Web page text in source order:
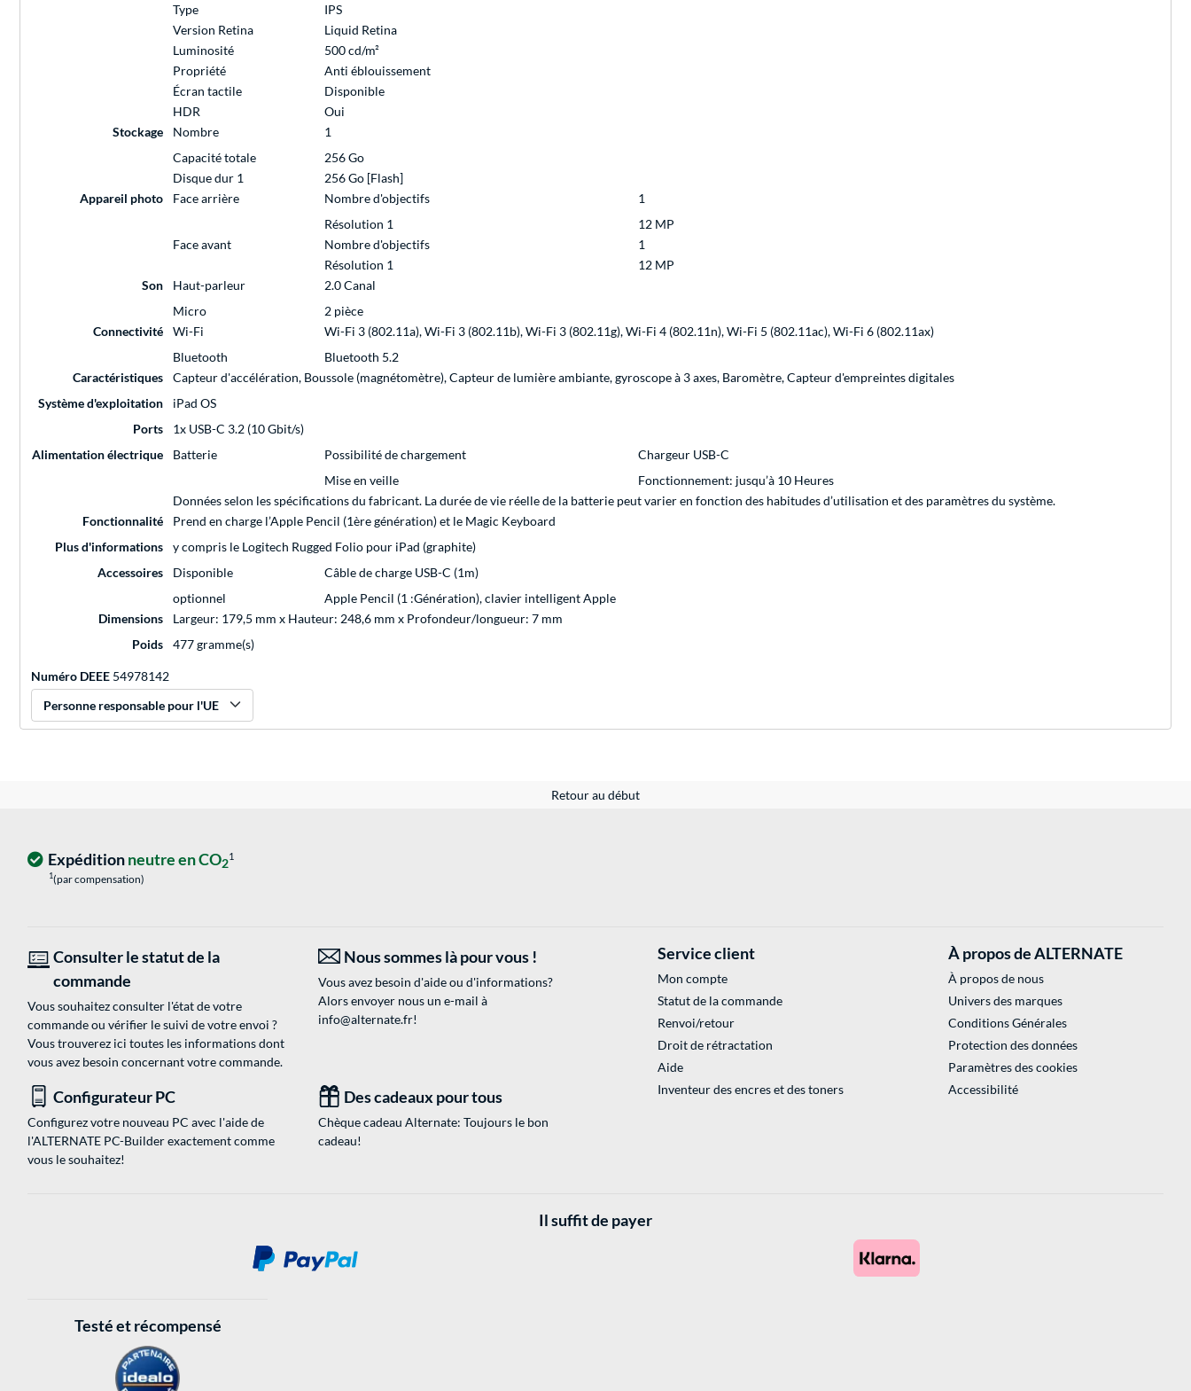
Type
IPS
Version Retina
Liquid Retina
Luminosité
500 cd/m²
Propriété
Anti éblouissement
Écran tactile
Disponible
HDR
Oui
Stockage
Nombre
1
Capacité totale
256 Go
Disque dur 1
256 Go [Flash]
Appareil photo
Face arrière Nombre d'objectifs
1
Résolution 1
12 MP
Face avant
Nombre d'objectifs
1
Résolution 1
12 MP
Son
Haut-parleur
2.0 Canal
Micro
2 pièce
Connectivité
Wi-Fi
Wi-Fi 3 (802.11a), Wi-Fi 3 (802.11b), Wi-Fi 3 (802.11g), Wi-Fi 4 (802.11n), Wi-Fi 5 (802.11ac), Wi-Fi 6 (802.11ax)
Bluetooth
Bluetooth 5.2
Caractéristiques
Capteur d'accélération, Boussole (magnétomètre), Capteur de lumière ambiante, gyroscope à 3 axes, Baromètre, Capteur d'empreintes digitales
Système d'exploitation
iPad OS
Ports
1x USB-C 3.2 (10 Gbit/s)
Alimentation électrique
Batterie Possibilité de chargement
Chargeur USB-C
Mise en veille
Fonctionnement: jusqu’à 10 Heures
Données selon les spécifications du fabricant. La durée de vie réelle de la batterie peut varier en fonction des habitudes d’utilisation et des paramètres du système.
Fonctionnalité
Prend en charge l’Apple Pencil (1ère génération) et le Magic Keyboard
Plus d'informations
y compris le Logitech Rugged Folio pour iPad (graphite)
Accessoires
Disponible
Câble de charge USB-C (1m)
optionnel
Apple Pencil (1 :Génération), clavier intelligent Apple
Dimensions
Largeur: 179,5 mm x Hauteur: 248,6 mm x Profondeur/longueur: 7 mm
Poids
477 gramme(s)
Numéro DEEE 54978142
Personne responsable pour l'UE
Retour au début
Expéditionneutre en CO21
1(par compensation)
Consulter le statut de la
commande
Vous souhaitez consulter l'état de votre
commande ou vérifier le suivi de votre envoi ?
Vous trouverez ici toutes les informations dont
vous avez besoin concernant votre commande.
Nous sommes là pour vous !
Vous avez besoin d'aide ou d'informations?
Alors envoyer nous un e-mail à
info@alternate.fr!
Configurateur PC
Configurez votre nouveau PC avec l'aide de
l'ALTERNATE PC-Builder exactement comme
vous le souhaitez!
Des cadeaux pour tous
Chèque cadeau Alternate: Toujours le bon
cadeau!
Service client
Mon compte
Statut de la commande
Renvoi/retour
Droit de rétractation
Aide
Inventeur des encres et des toners
À propos de ALTERNATE
À propos de nous
Univers des marques
Conditions Générales
Protection des données
Paramètres des cookies
Accessibilité
Il suffit de payer
Testé et récompensé